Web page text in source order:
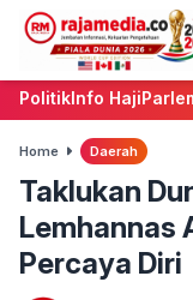
PolitikInfo Haji
Home Daerah
Taklukan
Lemhannas
Percaya Diri